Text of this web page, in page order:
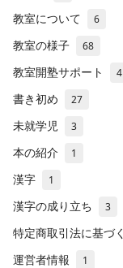
教室について 6
教室の様子 68
教室開塾サポート 4
書き初め 27
未就学児 3
本の紹介 1
漢字 1
漢字の成り立ち 3
特定商取引法に基づ
運営者情報 1